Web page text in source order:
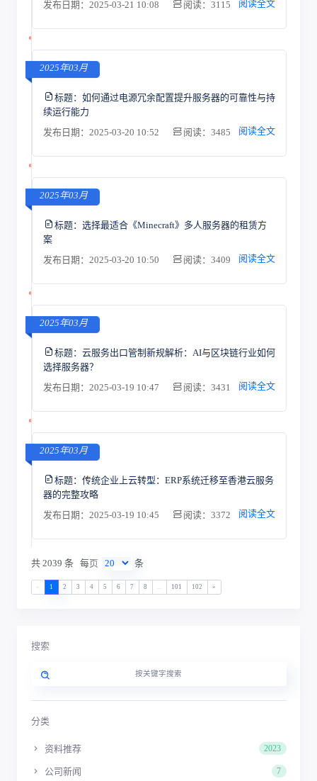
发布日期：2025-03-21 10:08
阅读：3115 阅读全文
2025年03月
标题： 如何通过电源冗余配置提升服务器的可靠性与持
续运行能力
发布日期：2025-03-20 10:52
阅读：3485 阅读全文
2025年03月
标题： 选择最适合《Minecraft》多人服务器的租赁方
案
发布日期：2025-03-20 10:50
阅读：3409 阅读全文
2025年03月
标题： 云服务出口管制新规解析：AI与区块链行业如何
选择服务器？
发布日期：2025-03-19 10:47
阅读：3431 阅读全文
2025年03月
标题： 传统企业上云转型：ERP系统迁移至香港云服务
器的完整攻略
发布日期：2025-03-19 10:45
阅读：3372 阅读全文
共 2039 条 每页 条
1 2 3 4 5 6 7 8 101 102 »
搜索
分类
资料推荐 2023
公司新闻 7